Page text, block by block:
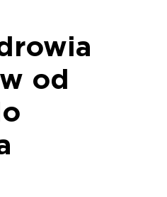
od